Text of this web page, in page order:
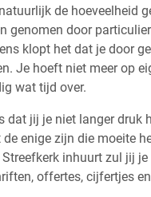
de hoeveelheid
door
klopt het dat je door
Je hoeft niet meer op
wat tijd over.
dat jij je niet langer druk
enige zijn die moeite
inhuurt zul jij
offertes, cijfertjes